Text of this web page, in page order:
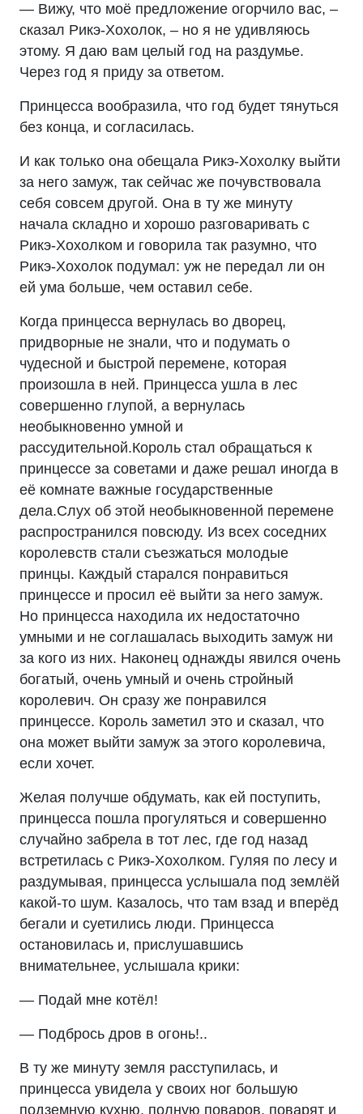
— Вижу, что моё предложение огорчило вас, –
сказал Рикэ-Хохолок, – но я не удивляюсь
этому. Я даю вам целый год на раздумье.
Через год я приду за ответом.
Принцесса вообразила, что год будет тянуться
без конца, и согласилась.
И как только она обещала Рикэ-Хохолку выйти
за него замуж, так сейчас же почувствовала
себя совсем другой. Она в ту же минуту
начала складно и хорошо разговаривать с
Рикэ-Хохолком и говорила так разумно, что
Рикэ-Хохолок подумал: уж не передал ли он
ей ума больше, чем оставил себе.
Когда принцесса вернулась во дворец,
придворные не знали, что и подумать о
чудесной и быстрой перемене, которая
произошла в ней. Принцесса ушла в лес
совершенно глупой, а вернулась
необыкновенно умной и
рассудительной.Король стал обращаться к
принцессе за советами и даже решал иногда в
её комнате важные государственные
дела.Слух об этой необыкновенной перемене
распространился повсюду. Из всех соседних
королевств стали съезжаться молодые
принцы. Каждый старался понравиться
принцессе и просил её выйти за него замуж.
Но принцесса находила их недостаточно
умными и не соглашалась выходить замуж ни
за кого из них. Наконец однажды явился очень
богатый, очень умный и очень стройный
королевич. Он сразу же понравился
принцессе. Король заметил это и сказал, что
она может выйти замуж за этого королевича,
если хочет.
Желая получше обдумать, как ей поступить,
принцесса пошла прогуляться и совершенно
случайно забрела в тот лес, где год назад
встретилась с Рикэ-Хохолком. Гуляя по лесу и
раздумывая, принцесса услышала под землёй
какой-то шум. Казалось, что там взад и вперёд
бегали и суетились люди. Принцесса
остановилась и, прислушавшись
внимательнее, услышала крики:
— Подай мне котёл!
— Подбрось дров в огонь!..
В ту же минуту земля расступилась, и
принцесса увидела у своих ног большую
подземную кухню, полную поваров, поварят и